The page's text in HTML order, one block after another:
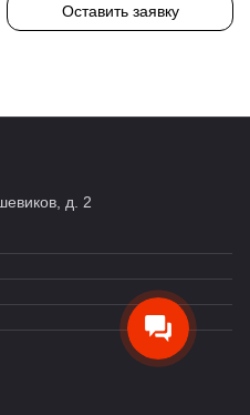
Оставить заявку
д. 2